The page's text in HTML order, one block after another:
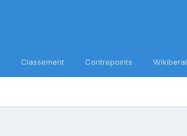
Classement Contrepoints Wikiberal